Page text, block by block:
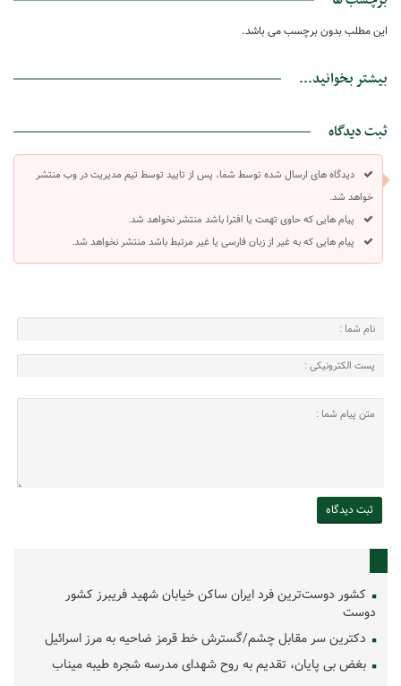
این مطلب بدون برچسب می باشد.
بیشتر بخوانید...
ثبت دیدگاه
دیدگاه های ارسال شده توسط شما، پس از تایید توسط تیم مدیریت در وب منتشر
خواهد شد.
پیام هایی که حاوی تهمت یا افترا باشد منتشر نخواهد شد.
پیام هایی که به غیر از زبان فارسی یا غیر مرتبط باشد منتشر نخواهد شد.
کشور دوست‌ترین فرد ایران ساکن خیابان شهید فریبرز کشور
دوست
دکترین سر مقابل چشم/گسترش خط قرمز ضاحیه به مرز اسرائیل
بغض بی پایان، تقدیم به روح شهدای مدرسه شجره طیبه میناب